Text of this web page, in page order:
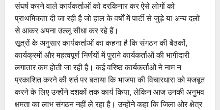
संघर्ष करने वाले कार्यकर्ताओं को दरकिनार कर ऐसे लोगों को
प्राथमिकता दी जा रही है जो हाल के वर्षों में पार्टी से जुड़े या अन्य दलों
से आकर अपना उल्लू सीधा कर रहे हैं।
सूत्रों के अनुसार कार्यकर्ताओं का कहना है कि संगठन की बैठकों,
कार्यक्रमों और महत्वपूर्ण निर्णयों में पुराने कार्यकर्ताओं की भागीदारी
लगातार कम होती जा रही है। कई वरिष्ठ कार्यकर्ताओं ने नाम न
प्रकाशित करने की शर्त पर बताया कि भाजपा की विचारधारा को मजबूत
करने के लिए उन्होंने दशकों तक कार्य किया, लेकिन आज उनकी अनुभव
क्षमता का लाभ संगठन नहीं ले रहा है। उन्होंने कहा कि जिला ओर क्षेत्र